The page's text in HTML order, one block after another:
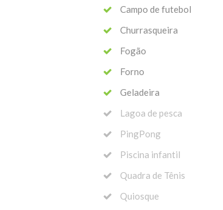
Campo de futebol
Churrasqueira
Fogão
Forno
Geladeira
Lagoa de pesca
PingPong
Piscina infantil
Quadra de Tênis
Quiosque